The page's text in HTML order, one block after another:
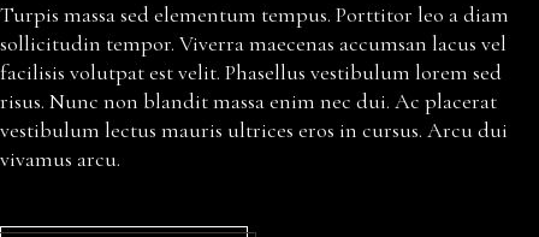
Turpis massa sed elementum tempus. Porttitor leo a diam
sollicitudin tempor. Viverra maecenas accumsan lacus vel
facilisis volutpat est velit. Phasellus vestibulum lorem sed
risus. Nunc non blandit massa enim nec dui. Ac placerat
vestibulum lectus mauris ultrices eros in cursus. Arcu dui
vivamus arcu.